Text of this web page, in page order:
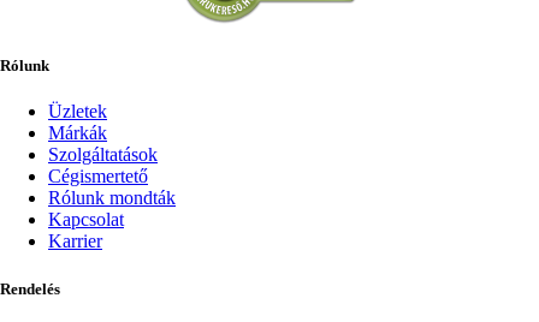
Rólunk
Üzletek
Márkák
Szolgáltatások
Cégismertető
Rólunk mondták
Kapcsolat
Karrier
Rendelés